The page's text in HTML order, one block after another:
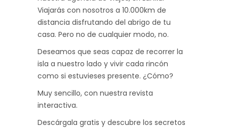
Viajarás con nosotros a 10.000km de
distancia disfrutando del abrigo de tu
casa. Pero no de cualquier modo, no.
Deseamos que seas capaz de recorrer la
isla a nuestro lado y vivir cada rincón
como si estuvieses presente. ¿Cómo?
Muy sencillo, con nuestra revista
interactiva.
Descárgala gratis y descubre los secretos